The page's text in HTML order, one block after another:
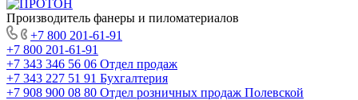
Производитель фанеры и пиломатериалов
+7 800 201-61-91
+7 800 201-61-91
+7 343 346 56 06 Отдел продаж
+7 343 227 51 91 Бухгалтерия
+7 908 900 08 80 Отдел розничных продаж Полевской